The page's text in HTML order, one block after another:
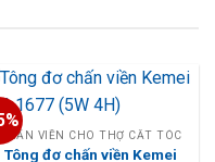
CHẤN VIỀN CHO THỢ CẮT TÓC
Tông đơ chấn viền Kemei